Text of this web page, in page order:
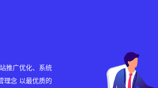
推广优化、系统
理念 以最优质的